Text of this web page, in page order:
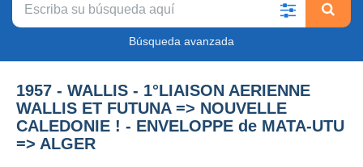
Búsqueda avanzada
1957 - WALLIS - 1°LIAISON AERIENNE
WALLIS ET FUTUNA => NOUVELLE
CALEDONIE ! - ENVELOPPE de MATA-UTU
=> ALGER